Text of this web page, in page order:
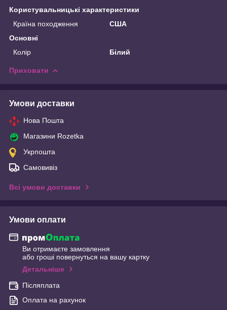
Користувальницькі характеристики
Країна походження
США
Основні
Колір
Білий
Приховати
Умови доставки
Нова Пошта
Магазини Rozetka
Укрпошта
Самовивіз
Всі умови доставки
Умови оплати
Ви отримаєте замовлення
або гроші повернуться на вашу картку
Детальніше
Післяплата
Оплата на рахунок